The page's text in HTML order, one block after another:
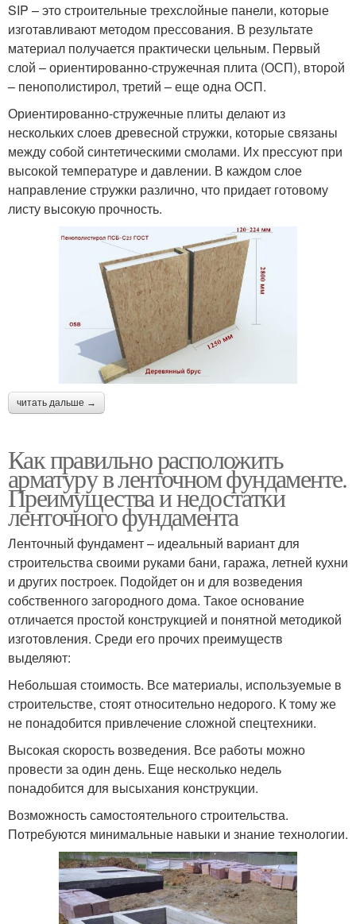
SIP – это строительные трехслойные панели, которые
изготавливают методом прессования. В результате
материал получается практически цельным. Первый
слой – ориентированно-стружечная плита (ОСП), второй
– пенополистирол, третий – еще одна ОСП.
Ориентированно-стружечные плиты делают из
нескольких слоев древесной стружки, которые связаны
между собой синтетическими смолами. Их прессуют при
высокой температуре и давлении. В каждом слое
направление стружки различно, что придает готовому
листу высокую прочность.
читать дальше →
Как правильно расположить
арматуру в ленточном фундаменте.
Преимущества и недостатки
ленточного фундамента
Ленточный фундамент – идеальный вариант для
строительства своими руками бани, гаража, летней кухни
и других построек. Подойдет он и для возведения
собственного загородного дома. Такое основание
отличается простой конструкцией и понятной методикой
изготовления. Среди его прочих преимуществ
выделяют:
Небольшая стоимость. Все материалы, используемые в
строительстве, стоят относительно недорого. К тому же
не понадобится привлечение сложной спецтехники.
Высокая скорость возведения. Все работы можно
провести за один день. Еще несколько недель
понадобится для высыхания конструкции.
Возможность самостоятельного строительства.
Потребуются минимальные навыки и знание технологии.